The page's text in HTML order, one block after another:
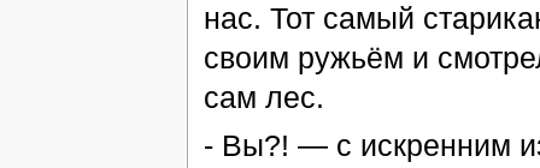
нас. Тот самый
своим ружьём и
сам лес.
- Вы?! — с искренним